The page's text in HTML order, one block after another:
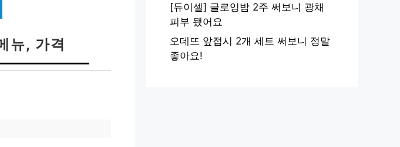
뉴, 가격
[듀이셀] 글로잉밤 2주 써보니 광채
피부 됐어요
오데뜨 앞접시 2개 세트 써보니 정말
좋아요!